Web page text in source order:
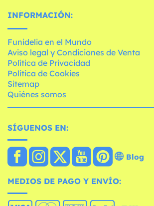
INFORMACIÓN:
Funidelia en el Mundo
Aviso legal y Condiciones de Venta
Política de Privacidad
Política de Cookies
Sitemap
Quiénes somos
SÍGUENOS EN:
Blog
MEDIOS DE PAGO Y ENVÍO: